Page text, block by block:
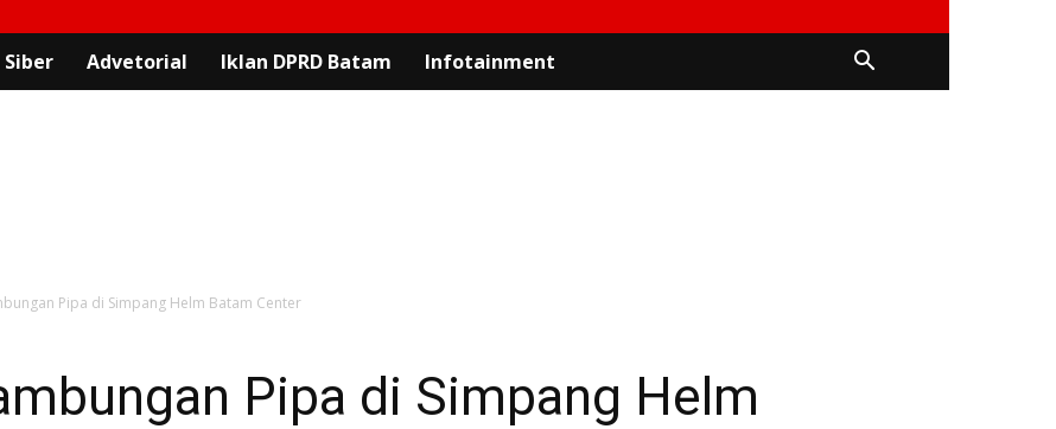
Advetorial Iklan DPRD Batam Infotainment
Pipa di Simpang Helm Batam Center
Pipa di Simpang Helm